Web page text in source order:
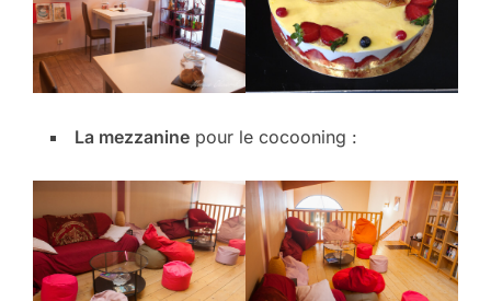
La mezzanine pour le cocooning :